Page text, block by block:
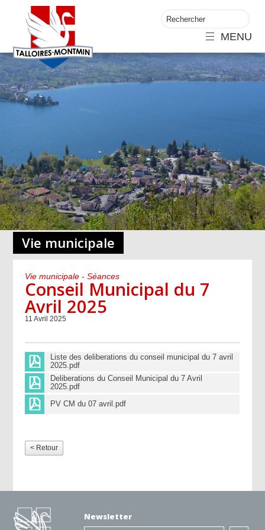
MENU
Vie municipale
Vie municipale - Séances
Conseil Municipal du 7
Avril 2025
11 Avril 2025
Liste des deliberations du conseil municipal du 7 avril
2025.pdf
Deliberations du Conseil Municipal du 7 Avril
2025.pdf
PV CM du 07 avril.pdf
< Retour
Newsletter